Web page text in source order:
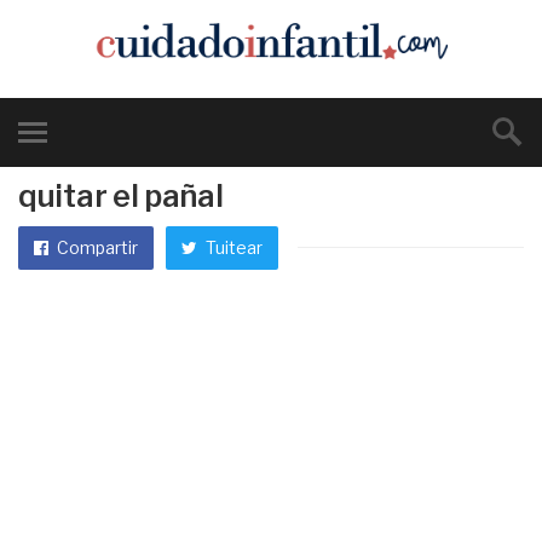
quitar el pañal
Compartir Tuitear